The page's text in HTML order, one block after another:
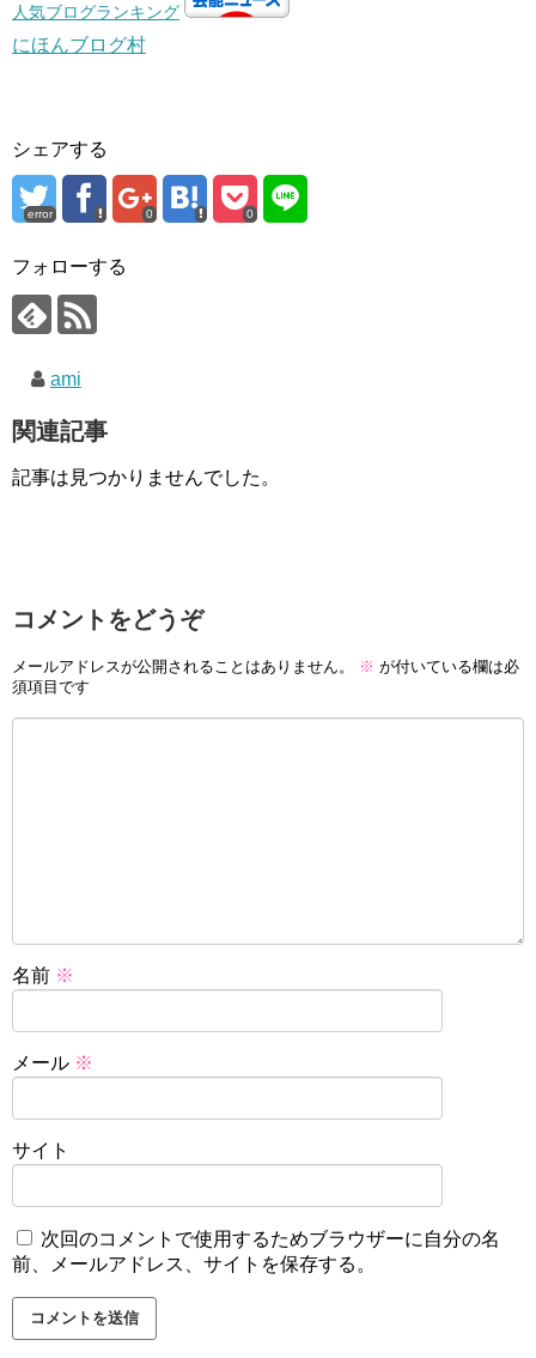
人気ブログランキング
にほんブログ村
シェアする
error 0 0
フォローする
ami
関連記事
記事は見つかりませんでした。
コメントをどうぞ
メールアドレスが公開されることはありません。 ※ が付いている欄は必
須項目です
名前 ※
メール ※
サイト
次回のコメントで使用するためブラウザーに自分の名
前、メールアドレス、サイトを保存する。